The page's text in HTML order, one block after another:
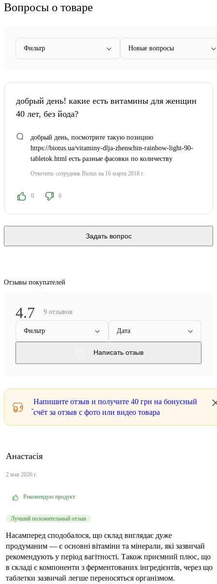
Вопросы о товаре
Фильтр Новые вопросы
добрый день! какие есть витамины для женщин
40 лет, без йода?
добрый день, посмотрите такую позицию
https://biotus.ua/vitaminy-dlja-zhenschin-rainbow-light-90-
tabletok.html есть разные фасовки по количеству
Ответить: сотрудник Biotus на 16 марта 2018 г.
0 0
Задать вопрос
Отзывы покупателей
4.7 9 отзывов
Фильтр Дата
Написать отзыв
Напишите отзыв и получите 40 грн на бонусный
счёт за отзыв с фото или видео товара
Анастасія
2 мая 2026 г.
Рекомендую продукт
Лучший положительный отзыв
Насамперед сподобалося, що склад виглядає дуже
продуманим — є основні вітаміни та мінерали, які зазвичай
рекомендують у період вагітності. Також приємний плюс, що
в складі є компоненти з ферментованих інгредієнтів, через що
таблетки зазвичай легше переносяться організмом.